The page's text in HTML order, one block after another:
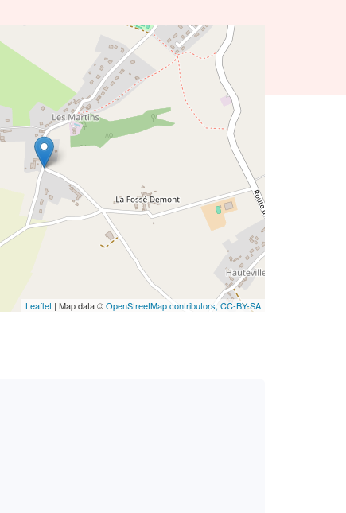
Leaflet | Map data ©OpenStreetMap contributors, CC-BY-SA